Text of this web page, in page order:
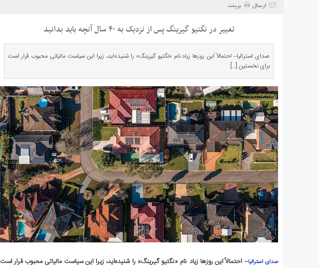
ارسال پرینت
تغییر در نگتیو گیرینگ پس از نزدیک به ۴۰ سال آنچه باید بدانید
صدای استرالیا– احتمالاً این روزها زیاد نام «نگتیو گیرینگ» را شنیده‌اید، زیرا این سیاست مالیاتی محبوب قرار است
برای نخستین […]
صدای استرالیا– احتمالاً این روزها زیاد نام «نگتیو گیرینگ» را شنیده‌اید، زیرا این سیاست مالیاتی محبوب قرار است